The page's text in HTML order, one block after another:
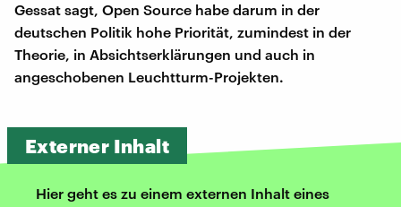
Gessat sagt, Open Source habe darum in der
deutschen Politik hohe Priorität, zumindest in der
Theorie, in Absichtserklärungen und auch in
angeschobenen Leuchtturm-Projekten.
Externer Inhalt
Hier geht es zu einem externen Inhalt eines